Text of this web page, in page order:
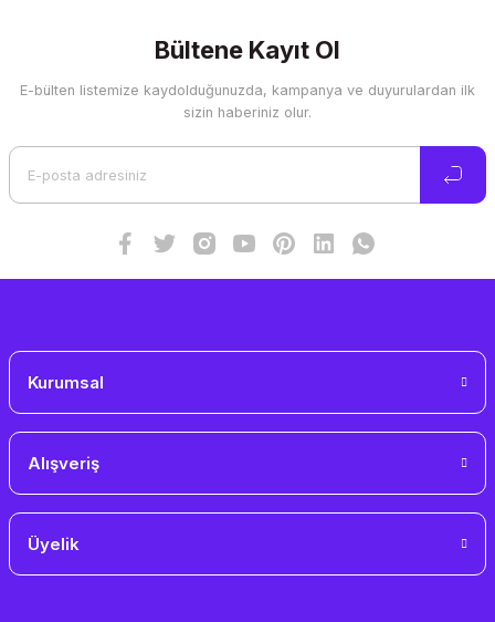
Görüş ve önerileriniz için teşekkür ederiz.
Ürün resmi kalitesiz, bozuk veya görüntülenemiyor.
Bültene Kayıt Ol
E-bülten listemize kaydolduğunuzda, kampanya ve duyurulardan ilk
sizin haberiniz olur.
Kurumsal
Alışveriş
Üyelik